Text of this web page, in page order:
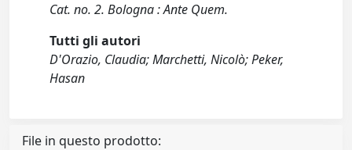
Cat. no. 2. Bologna : Ante Quem.
Tutti gli autori
D'Orazio, Claudia; Marchetti, Nicolò; Peker,
Hasan
File in questo prodotto: